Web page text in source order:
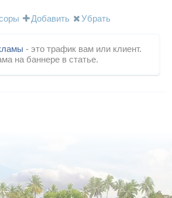
Добавить Убрать
- это трафик вам или клиент.
на баннере в статье.